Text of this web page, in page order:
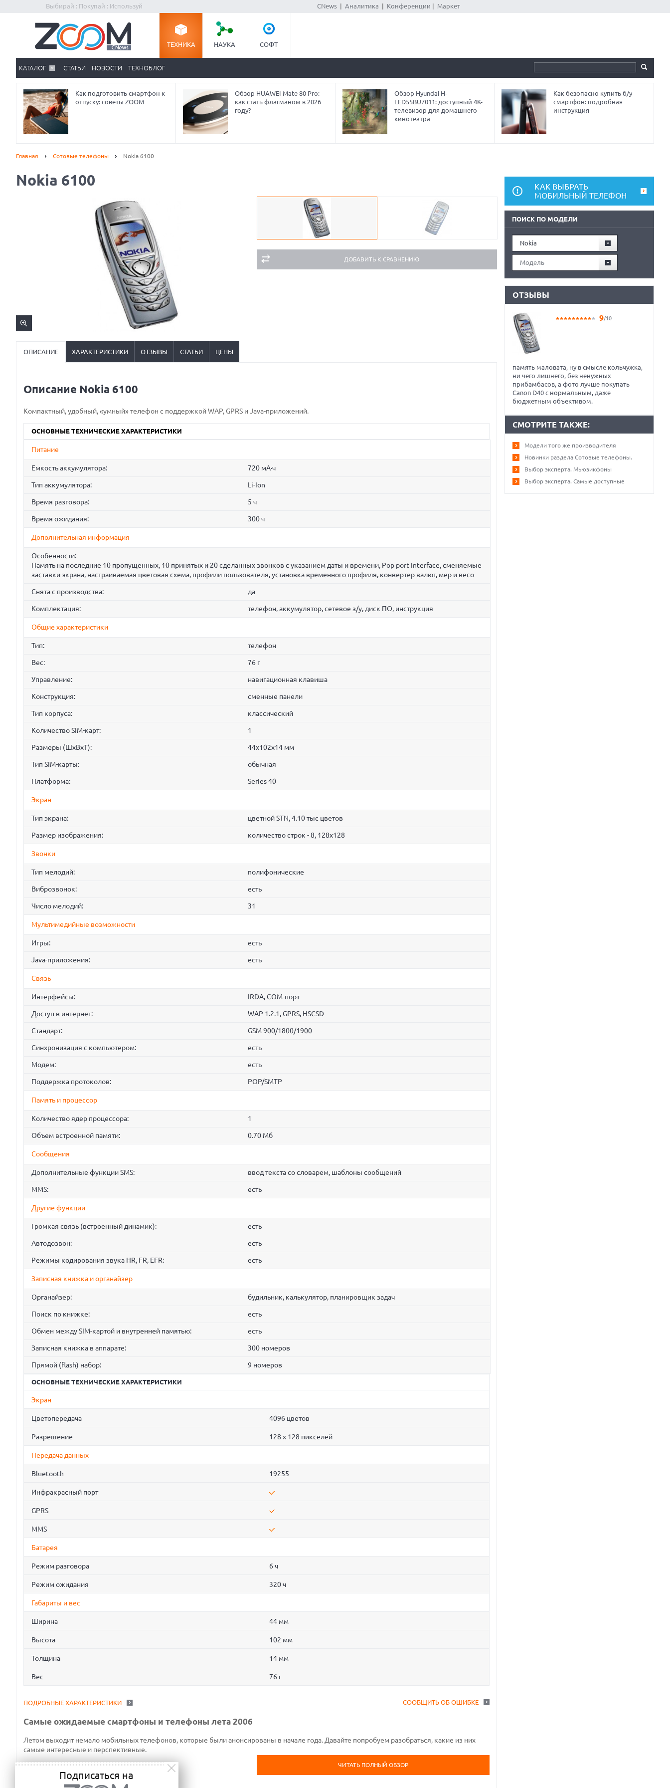
Выбирай : Покупай : Используй CNews| Аналитика Конференции Маркет
ТЕХНИКА НАУКА СОФТ
КАТАЛОГ СТАТЬИ НОВОСТИ ТЕХНОБЛОГ
Как подготовить смартфон к
отпуску: советы ZOOM
Обзор HUAWEI Mate 80 Pro:
как стать флагманом в 2026
году?
Обзор Hyundai H-
LED55BU7011: доступный 4K-
телевизор для домашнего
кинотеатра
Как безопасно купить б/у
смартфон: подробная
инструкция
Главная Сотовые телефоны Nokia 6100
Nokia 6100
ДОБАВИТЬ К СРАВНЕНИЮ
ОПИСАНИЕ ХАРАКТЕРИСТИКИ ОТЗЫВЫ СТАТЬИ ЦЕНЫ
Описание Nokia 6100
Компактный, удобный, «умный» телефон с поддержкой WAP, GPRS и Java-приложений.
ОСНОВНЫЕ ТЕХНИЧЕСКИЕ ХАРАКТЕРИСТИКИ
Питание
Емкость аккумулятора: 720 мА·ч
Тип аккумулятора: Li-Ion
Время разговора: 5 ч
Время ожидания: 300 ч
Дополнительная информация
Особенности:
Память на последние 10 пропущенных, 10 принятых и 20 сделанных звонков с указанием даты и времени, Pop port Interface, сменяемые
заставки экрана, настраиваемая цветовая схема, профили пользователя, установка временного профиля, конвертер валют, мер и весо
Снята с производства: да
Комплектация: телефон, аккумулятор, сетевое з/у, диск ПО, инструкция
Общие характеристики
Тип: телефон
Вес: 76 г
Управление: навигационная клавиша
Конструкция: сменные панели
Тип корпуса: классический
Количество SIM-карт: 1
Размеры (ШxВxТ): 44x102x14 мм
Тип SIM-карты: обычная
Платформа: Series 40
Экран
Тип экрана: цветной STN, 4.10 тыс цветов
Размер изображения: количество строк - 8, 128x128
Звонки
Тип мелодий: полифонические
Виброзвонок: есть
Число мелодий: 31
Мультимедийные возможности
Игры: есть
Java-приложения: есть
Связь
Интерфейсы: IRDA, COM-порт
Доступ в интернет: WAP 1.2.1, GPRS, HSCSD
Стандарт: GSM 900/1800/1900
Синхронизация с компьютером: есть
Модем: есть
Поддержка протоколов: POP/SMTP
Память и процессор
Количество ядер процессора: 1
Объем встроенной памяти: 0.70 Мб
Сообщения
Дополнительные функции SMS: ввод текста со словарем, шаблоны сообщений
MMS: есть
Другие функции
Громкая связь (встроенный динамик): есть
Автодозвон: есть
Режимы кодирования звука HR, FR, EFR: есть
Записная книжка и органайзер
Органайзер: будильник, калькулятор, планировщик задач
Поиск по книжке: есть
Обмен между SIM-картой и внутренней памятью: есть
Записная книжка в аппарате: 300 номеров
Прямой (flash) набор: 9 номеров
ОСНОВНЫЕ ТЕХНИЧЕСКИЕ ХАРАКТЕРИСТИКИ
Экран
Цветопередача 4096 цветов
Разрешение 128 x 128 пикселей
Передача данных
Bluetooth 19255
Инфракрасный порт
GPRS
MMS
Батарея
Режим разговора 6 ч
Режим ожидания 320 ч
Габариты и вес
Ширина 44 мм
Высота 102 мм
Толщина 14 мм
Вес 76 г
СООБЩИТЬ ОБ ОШИБКЕ
ПОДРОБНЫЕ ХАРАКТЕРИСТИКИ
Самые ожидаемые смартфоны и телефоны лета 2006
Летом выходит немало мобильных телефонов, которые были анонсированы в начале года. Давайте попробуем разобраться, какие из них
самые интересные и перспективные.
ЧИТАТЬ ПОЛНЫЙ ОБЗОР
КАК ВЫБРАТЬ
МОБИЛЬНЫЙ ТЕЛЕФОН
ПОИСК ПО МОДЕЛИ
Nokia
Модель
ОТЗЫВЫ
9/10
память маловата, ну в смысле кольчужка,
ни чего лишнего, без ненужных
прибамбасов, а фото лучше покупать
Canon D40 c нормальным, даже
бюджетным объективом.
СМОТРИТЕ ТАКЖЕ:
Модели того же производителя
Новинки раздела Сотовые телефоны.
Выбор эксперта. Мьюзикфоны
Выбор эксперта. Самые доступные
Подписаться на